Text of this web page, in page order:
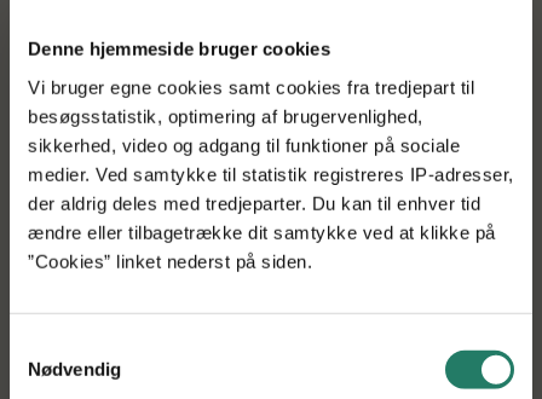
Denne hjemmeside bruger cookies
Vi bruger egne cookies samt cookies fra tredjepart til
besøgsstatistik, optimering af brugervenlighed,
sikkerhed, video og adgang til funktioner på sociale
medier. Ved samtykke til statistik registreres IP-adresser,
der aldrig deles med tredjeparter. Du kan til enhver tid
ændre eller tilbagetrække dit samtykke ved at klikke på
”Cookies” linket nederst på siden.
Nødvendig
Miljø- og Fødevareministeriets grønne udviklings- og
demonstrationsprogram GUDP støtter udviklingsarbejdet
i SOWEMIS med 6,5 mio. kr.
Projektet er et samarbejde mellem Aarhus Universitet –
Institut for Ingeniørvidenskab, Space Systems ApS, Jyden
Bur A/S og Landbrug & Fødevarer, SEGES